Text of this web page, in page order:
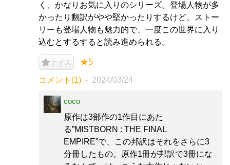
く、かなりお気に入りのシリーズ。登場人物が多
かったり翻訳がやや堅かったりするけど、ストー
リーも登場人物も魅力的で、一度この世界に入り
込むとするすると読み進められる。
ナイス ★5
コメント(1) 2024/03/24
coco
原作は3部作の1作目にあた
る”MISTBORN : THE FINAL
EMPIRE”で、この邦訳はそれをさらに3
分冊したもの。原作1冊が邦訳で3冊にな